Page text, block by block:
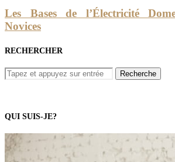
Les Bases de l’Électricité
Novices
RECHERCHER
QUI SUIS-JE?